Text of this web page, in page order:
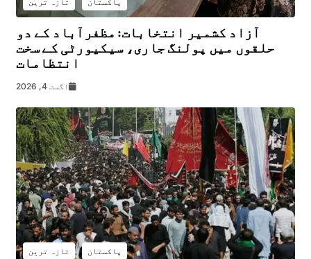
آزاد کشمیر انتخابات: مظفرآباد کے دو
حلقوں میں پولنگ جاری، سیکیورٹی کے سخت
انتظامات
اگست 4, 2026
پاکستان تازہ ترین